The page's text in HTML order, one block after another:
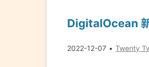
DigitalOcean
2022-12-07 Twenty